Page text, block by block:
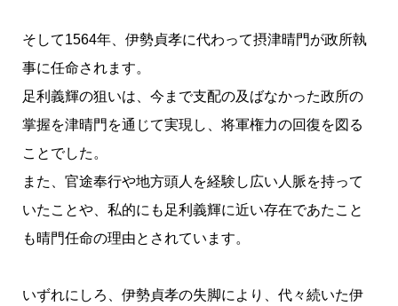
そして1564年、伊勢貞孝に代わって摂津晴門が政所執
事に任命されます。
足利義輝の狙いは、今まで支配の及ばなかった政所の
掌握を津晴門を通じて実現し、将軍権力の回復を図る
ことでした。
また、官途奉行や地方頭人を経験し広い人脈を持って
いたことや、私的にも足利義輝に近い存在であたこと
も晴門任命の理由とされています。
いずれにしろ、伊勢貞孝の失脚により、代々続いた伊